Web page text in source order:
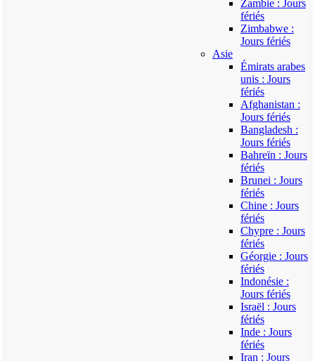
Zambie : Jours
fériés
Zimbabwe :
Jours fériés
Asie
Émirats arabes
unis : Jours
fériés
Afghanistan :
Jours fériés
Bangladesh :
Jours fériés
Bahreïn : Jours
fériés
Brunei : Jours
fériés
Chine : Jours
fériés
Chypre : Jours
fériés
Géorgie : Jours
fériés
Indonésie :
Jours fériés
Israël : Jours
fériés
Inde : Jours
fériés
Iran : Jours